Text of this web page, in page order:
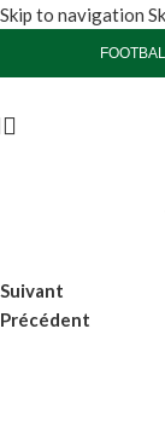
Skip to navigation
Suivant
Précédent